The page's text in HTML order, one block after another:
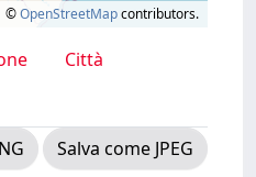
©OpenStreetMapcontributors.
Città
Salva come JPEG